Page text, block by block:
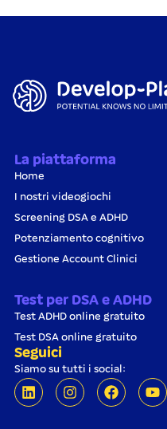
La piattaforma
Home
I nostri videogiochi
Screening DSA e ADHD
Potenziamento cognitivo
Gestione Account Clinici
Test per DSA e ADHD
Test ADHD online gratuito
Test DSA online gratuito
Seguici
Siamo su tutti i social: